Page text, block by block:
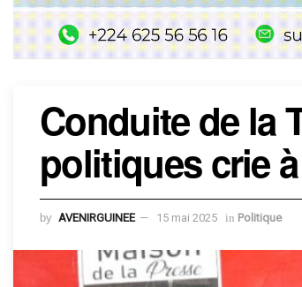
Conduite de la
politiques crie
by AVENIRGUINEE 15 mai 2025 in Politique